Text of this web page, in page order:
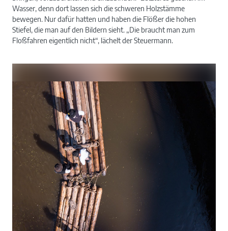
Wasser, denn dort lassen sich die schweren Holzstämme
bewegen. Nur dafür hatten und haben die Flößer die hohen
Stiefel, die man auf den Bildern sieht. „Die braucht man zum
Floßfahren eigentlich nicht“, lächelt der Steuermann.